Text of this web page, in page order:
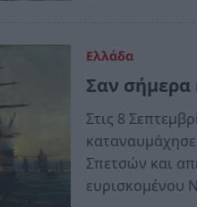
Ελλάδα
Σαν
Στις 8
Σπετσών και
ευρισκομένου